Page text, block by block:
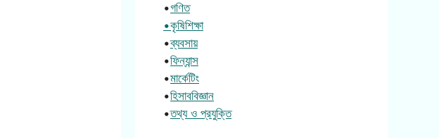
•গণিত
•কৃষিশিক্ষা
•ব্যবসায়
•ফিন্যান্স
•মার্কেটিং
•হিসাববিজ্ঞান
•তথ্য ও প্রযুক্তি